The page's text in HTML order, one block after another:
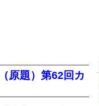
原題）第62回カ